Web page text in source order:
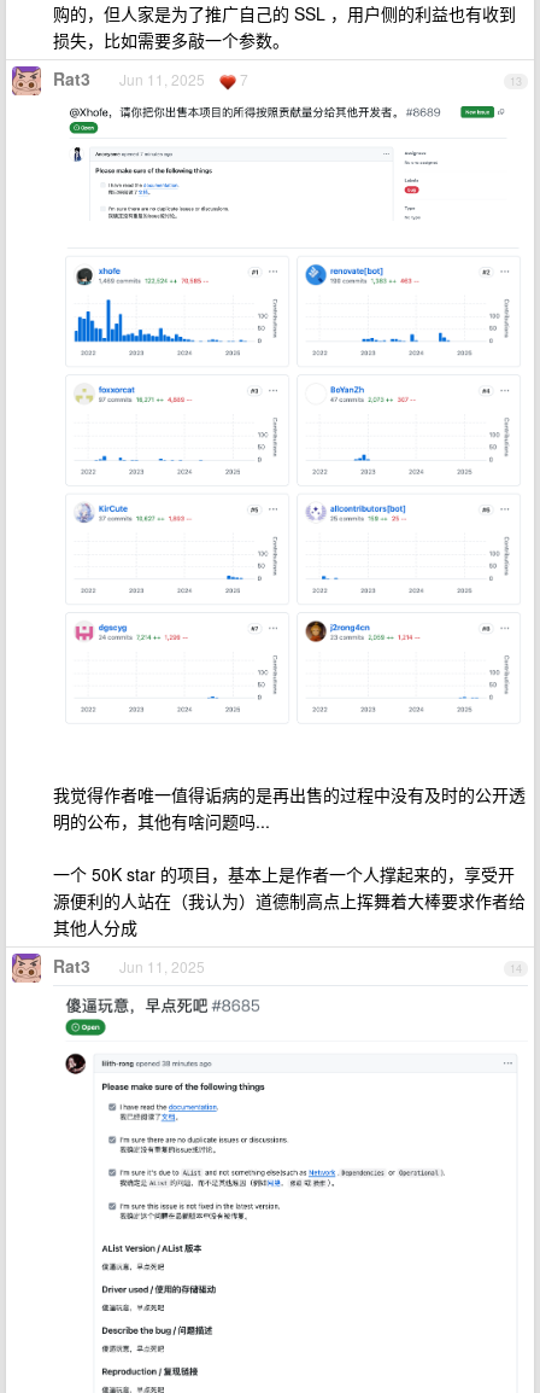
购的，但人家是为了推广自己的 SSL ，用户侧的利益也有收到
损失，比如需要多敲一个参数。
13
Rat3 Jun 11, 2025 7
我觉得作者唯一值得诟病的是再出售的过程中没有及时的公开透
明的公布，其他有啥问题吗...
一个 50K star 的项目，基本上是作者一个人撑起来的，享受开
源便利的人站在（我认为）道德制高点上挥舞着大棒要求作者给
其他人分成
14
Rat3 Jun 11, 2025